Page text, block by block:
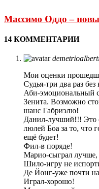
Массимо Оддо –
14 КОММЕНТАРИИ
Мои оценки
Судья-три два раз
Аби-эмоциональный
Зенита. Возможно
шанс Габриэлю!
Данил-лучший!!! Это
люлей Боа за то, что
ещё будет!
Фил-в поряде!
Марио-сыграл
Шило-игру не
Де Йонг-уже почти
Играл-хорошо!